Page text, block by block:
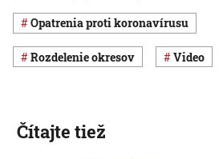
opatrenia proti koronavírusu
rozdelenie okresov Video
Čítajte tiež